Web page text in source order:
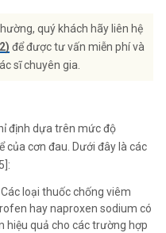
quý khách hãy liên hệ
để được tư vấn miễn phí và
sĩ chuyên gia.
định dựa trên mức độ
cơn đau. Dưới đây là các
Các loại thuốc chống viêm
hay naproxen sodium có
hiệu quả cho các trường hợp